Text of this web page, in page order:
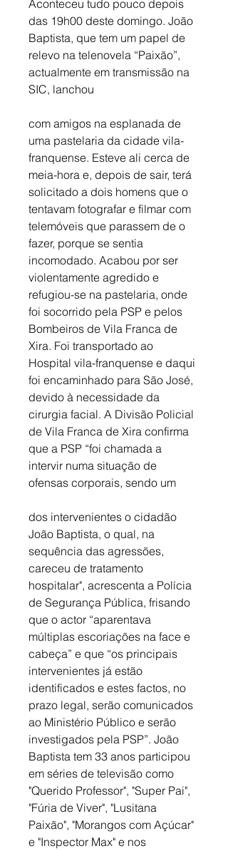
Aconteceu tudo pouco depois
das 19h00 deste domingo. João
Baptista, que tem um papel de
relevo na telenovela “Paixão”,
actualmente em transmissão na
SIC, lanchou
com amigos na esplanada de
uma pastelaria da cidade vila-
franquense. Esteve ali cerca de
meia-hora e, depois de sair, terá
solicitado a dois homens que o
tentavam fotografar e filmar com
telemóveis que parassem de o
fazer, porque se sentia
incomodado. Acabou por ser
violentamente agredido e
refugiou-se na pastelaria, onde
foi socorrido pela PSP e pelos
Bombeiros de Vila Franca de
Xira. Foi transportado ao
Hospital vila-franquense e daqui
foi encaminhado para São José,
devido à necessidade da
cirurgia facial. A Divisão Policial
de Vila Franca de Xira confirma
que a PSP “foi chamada a
intervir numa situação de
ofensas corporais, sendo um
dos intervenientes o cidadão
João Baptista, o qual, na
sequência das agressões,
careceu de tratamento
hospitalar", acrescenta a Polícia
de Segurança Pública, frisando
que o actor “aparentava
múltiplas escoriações na face e
cabeça” e que “os principais
intervenientes já estão
identificados e estes factos, no
prazo legal, serão comunicados
ao Ministério Público e serão
investigados pela PSP”. João
Baptista tem 33 anos participou
em séries de televisão como
"Querido Professor", "Super Pai",
"Fúria de Viver", "Lusitana
Paixão", "Morangos com Açúcar"
e "Inspector Max" e nos